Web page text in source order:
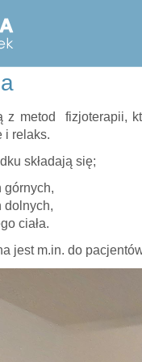
z metod fizjoterapii,
i relaks.
składają się;
górnych,
dolnych,
ciała.
jest m.in. do